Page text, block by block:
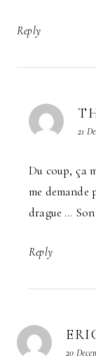
Reply
21
Du coup, ça
me demande
drague … Son
Reply
20